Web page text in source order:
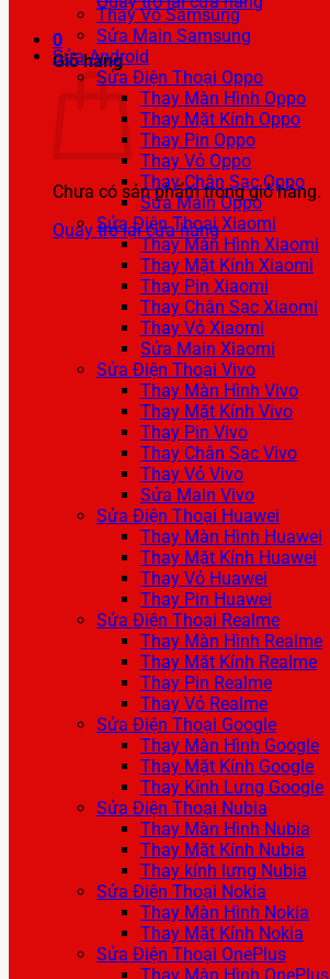
0
Giỏ hàng
Chưa có sản phẩm trong giỏ hàng.
Quay trở lại cửa hàng
Thay Vỏ Samsung
Sửa Main Samsung
Sửa Android
Sửa Điện Thoại Oppo
Thay Màn Hình Oppo
Thay Mặt Kính Oppo
Thay Pin Oppo
Thay Vỏ Oppo
Thay Chân Sạc Oppo
Sửa Main Oppo
Sửa Điện Thoại Xiaomi
Thay Màn Hình Xiaomi
Thay Mặt Kính Xiaomi
Thay Pin Xiaomi
Thay Chân Sạc Xiaomi
Thay Vỏ Xiaomi
Sửa Main Xiaomi
Sửa Điện Thoại Vivo
Thay Màn Hình Vivo
Thay Mặt Kính Vivo
Thay Pin Vivo
Thay Chân Sạc Vivo
Thay Vỏ Vivo
Sửa Main Vivo
Sửa Điện Thoại Huawei
Thay Màn Hình Huawei
Thay Mặt Kính Huawei
Thay Vỏ Huawei
Thay Pin Huawei
Sửa Điện Thoại Realme
Thay Màn Hình Realme
Thay Mặt Kính Realme
Thay Pin Realme
Thay Vỏ Realme
Sửa Điện Thoại Google
Thay Màn Hình Google
Thay Mặt Kính Google
Thay Kính Lưng Google
Sửa Điện Thoại Nubia
Thay Màn Hình Nubia
Thay Mặt Kính Nubia
Thay kính lưng Nubia
Sửa Điện Thoại Nokia
Thay Màn Hình Nokia
Thay Mặt Kính Nokia
Sửa Điện Thoại OnePlus